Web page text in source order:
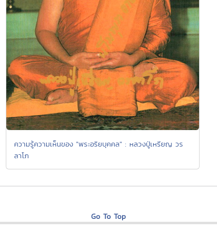
ความรู้ความเห็นของ "พระอริยบุคคล" : หลวงปู่เหรียญ วร
ลาโภ
Go To Top